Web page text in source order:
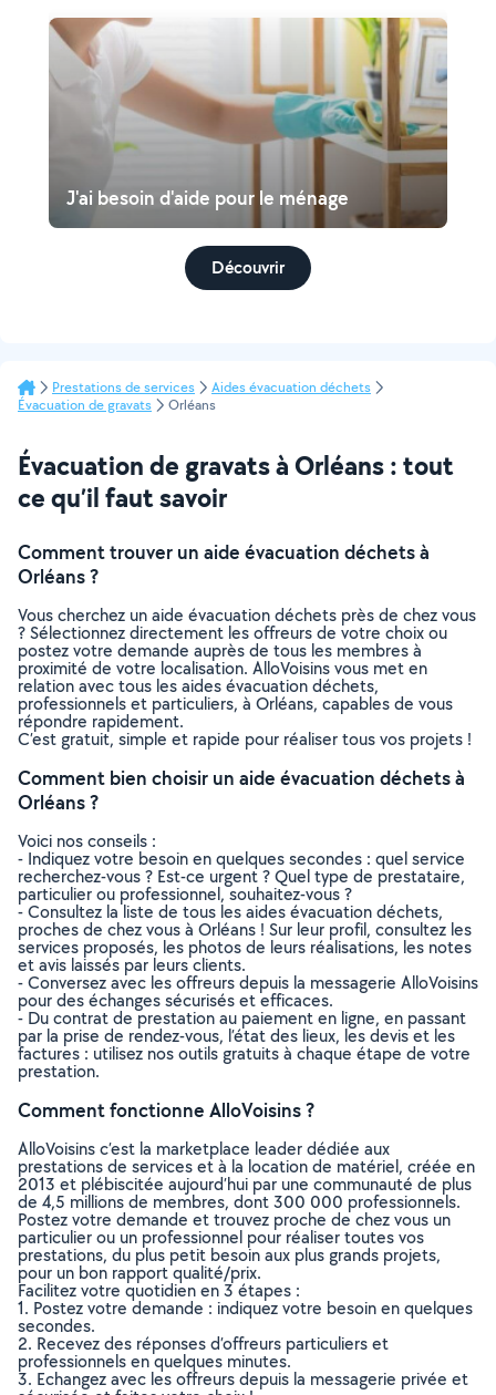
J'ai besoin d'aide pour le ménage
Découvrir
Prestations de services
Aides évacuation déchets
Évacuation de gravats
Orléans
Évacuation de gravats à Orléans : tout
ce qu’il faut savoir
Comment trouver un aide évacuation déchets à
Orléans ?
Vous cherchez un aide évacuation déchets près de chez vous
? Sélectionnez directement les offreurs de votre choix ou
postez votre demande auprès de tous les membres à
proximité de votre localisation. AlloVoisins vous met en
relation avec tous les aides évacuation déchets,
professionnels et particuliers, à Orléans, capables de vous
répondre rapidement.
C’est gratuit, simple et rapide pour réaliser tous vos projets !
Comment bien choisir un aide évacuation déchets à
Orléans ?
Voici nos conseils :
- Indiquez votre besoin en quelques secondes : quel service
recherchez-vous ? Est-ce urgent ? Quel type de prestataire,
particulier ou professionnel, souhaitez-vous ?
- Consultez la liste de tous les aides évacuation déchets,
proches de chez vous à Orléans ! Sur leur profil, consultez les
services proposés, les photos de leurs réalisations, les notes
et avis laissés par leurs clients.
- Conversez avec les offreurs depuis la messagerie AlloVoisins
pour des échanges sécurisés et efficaces.
- Du contrat de prestation au paiement en ligne, en passant
par la prise de rendez-vous, l’état des lieux, les devis et les
factures : utilisez nos outils gratuits à chaque étape de votre
prestation.
Comment fonctionne AlloVoisins ?
AlloVoisins c’est la marketplace leader dédiée aux
prestations de services et à la location de matériel, créée en
2013 et plébiscitée aujourd’hui par une communauté de plus
de 4,5 millions de membres, dont 300 000 professionnels.
Postez votre demande et trouvez proche de chez vous un
particulier ou un professionnel pour réaliser toutes vos
prestations, du plus petit besoin aux plus grands projets,
pour un bon rapport qualité/prix.
Facilitez votre quotidien en 3 étapes :
1. Postez votre demande : indiquez votre besoin en quelques
secondes.
2. Recevez des réponses d’offreurs particuliers et
professionnels en quelques minutes.
3. Echangez avec les offreurs depuis la messagerie privée et